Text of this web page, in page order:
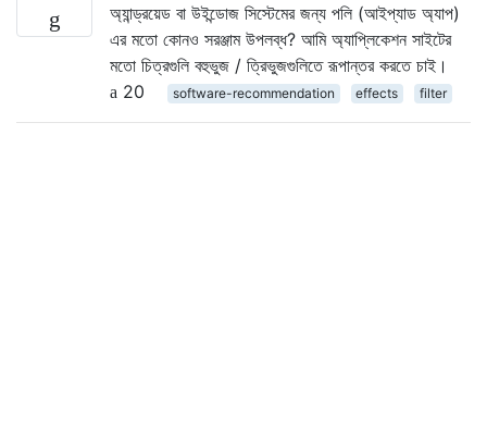
অ্যান্ড্রয়েড বা উইন্ডোজ সিস্টেমের জন্য পলি (আইপ্যাড অ্যাপ)
এর মতো কোনও সরঞ্জাম উপলব্ধ? আমি অ্যাপ্লিকেশন সাইটের
মতো চিত্রগুলি বহুভুজ / ত্রিভুজগুলিতে রূপান্তর করতে চাই।
20
software-recommendation effects filter